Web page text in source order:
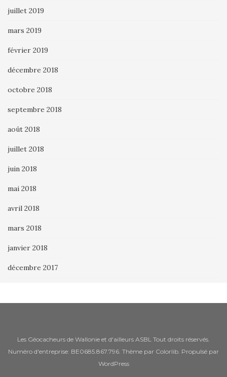
juillet 2019
mars 2019
février 2019
décembre 2018
octobre 2018
septembre 2018
août 2018
juillet 2018
juin 2018
mai 2018
avril 2018
mars 2018
janvier 2018
décembre 2017
Les Géocacheurs de Wallonie et d'ailleurs ASBL Tout droits réservés.
Numéro d'entreprise: BE0685.867.796. Thème par Colorlib. Propulsé par
WordPress